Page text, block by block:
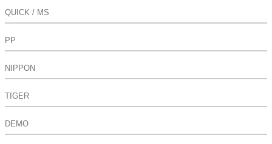
QUICK / MS
PP
NIPPON
TIGER
DEMO